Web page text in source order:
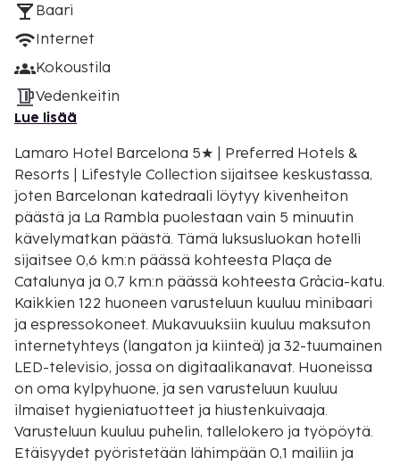
Baari
Internet
Kokoustila
Vedenkeitin
Lue lisää
Lamaro Hotel Barcelona 5★ | Preferred Hotels &
Resorts | Lifestyle Collection sijaitsee keskustassa,
joten Barcelonan katedraali löytyy kivenheiton
päästä ja La Rambla puolestaan vain 5 minuutin
kävelymatkan päästä. Tämä luksusluokan hotelli
sijaitsee 0,6 km:n päässä kohteesta Plaça de
Catalunya ja 0,7 km:n päässä kohteesta Gràcia-katu.
Kaikkien 122 huoneen varusteluun kuuluu minibaari
ja espressokoneet. Mukavuuksiin kuuluu maksuton
internetyhteys (langaton ja kiinteä) ja 32-tuumainen
LED-televisio, jossa on digitaalikanavat. Huoneissa
on oma kylpyhuone, ja sen varusteluun kuuluu
ilmaiset hygieniatuotteet ja hiustenkuivaaja.
Varusteluun kuuluu puhelin, tallelokero ja työpöytä.
Etäisyydet pyöristetään lähimpään 0,1 mailiin ja